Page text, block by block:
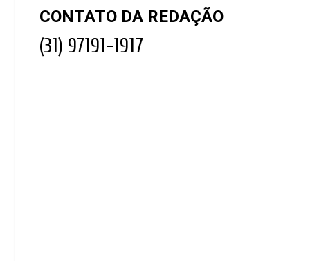
CONTATO DA REDAÇÃO
(31) 97191-1917